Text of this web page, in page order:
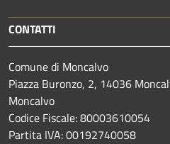
CONTATTI
Comune di Moncalvo
Piazza Buronzo, 2, 14036
Moncalvo
Codice Fiscale: 80003610054
Partita IVA: 00192740058